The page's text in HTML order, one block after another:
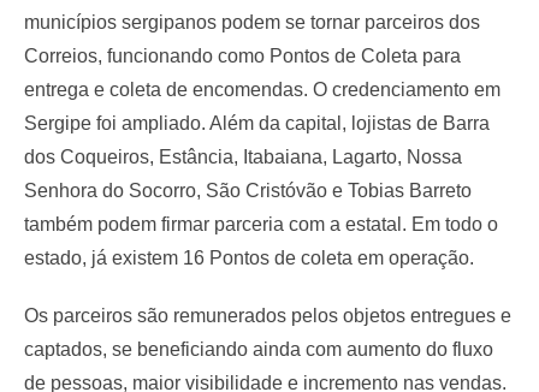
municípios sergipanos podem se tornar parceiros dos
Correios, funcionando como Pontos de Coleta para
entrega e coleta de encomendas. O credenciamento em
Sergipe foi ampliado. Além da capital, lojistas de Barra
dos Coqueiros, Estância, Itabaiana, Lagarto, Nossa
Senhora do Socorro, São Cristóvão e Tobias Barreto
também podem firmar parceria com a estatal. Em todo o
estado, já existem 16 Pontos de coleta em operação.
Os parceiros são remunerados pelos objetos entregues e
captados, se beneficiando ainda com aumento do fluxo
de pessoas, maior visibilidade e incremento nas vendas.